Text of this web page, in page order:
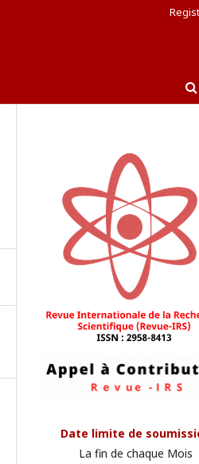
Date limite de
La fin de chaque Mois